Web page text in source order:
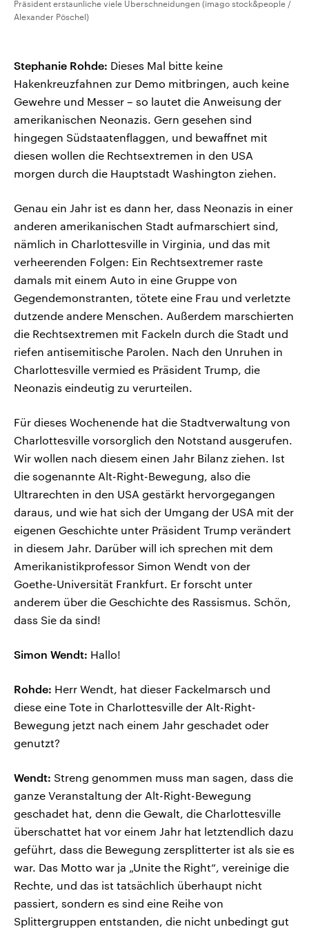
Präsident erstaunliche viele Überschneidungen (imago stock&people /
Alexander Pöschel)
Stephanie Rohde: Dieses Mal bitte keine
Hakenkreuzfahnen zur Demo mitbringen, auch keine
Gewehre und Messer – so lautet die Anweisung der
amerikanischen Neonazis. Gern gesehen sind
hingegen Südstaatenflaggen, und bewaffnet mit
diesen wollen die Rechtsextremen in den USA
morgen durch die Hauptstadt Washington ziehen.
Genau ein Jahr ist es dann her, dass Neonazis in einer
anderen amerikanischen Stadt aufmarschiert sind,
nämlich in Charlottesville in Virginia, und das mit
verheerenden Folgen: Ein Rechtsextremer raste
damals mit einem Auto in eine Gruppe von
Gegendemonstranten, tötete eine Frau und verletzte
dutzende andere Menschen. Außerdem marschierten
die Rechtsextremen mit Fackeln durch die Stadt und
riefen antisemitische Parolen. Nach den Unruhen in
Charlottesville vermied es Präsident Trump, die
Neonazis eindeutig zu verurteilen.
Für dieses Wochenende hat die Stadtverwaltung von
Charlottesville vorsorglich den Notstand ausgerufen.
Wir wollen nach diesem einen Jahr Bilanz ziehen. Ist
die sogenannte Alt-Right-Bewegung, also die
Ultrarechten in den USA gestärkt hervorgegangen
daraus, und wie hat sich der Umgang der USA mit der
eigenen Geschichte unter Präsident Trump verändert
in diesem Jahr. Darüber will ich sprechen mit dem
Amerikanistikprofessor Simon Wendt von der
Goethe-Universität Frankfurt. Er forscht unter
anderem über die Geschichte des Rassismus. Schön,
dass Sie da sind!
Simon Wendt: Hallo!
Rohde: Herr Wendt, hat dieser Fackelmarsch und
diese eine Tote in Charlottesville der Alt-Right-
Bewegung jetzt nach einem Jahr geschadet oder
genutzt?
Wendt: Streng genommen muss man sagen, dass die
ganze Veranstaltung der Alt-Right-Bewegung
geschadet hat, denn die Gewalt, die Charlottesville
überschattet hat vor einem Jahr hat letztendlich dazu
geführt, dass die Bewegung zersplitterter ist als sie es
war. Das Motto war ja „Unite the Right“, vereinige die
Rechte, und das ist tatsächlich überhaupt nicht
passiert, sondern es sind eine Reihe von
Splittergruppen entstanden, die nicht unbedingt gut